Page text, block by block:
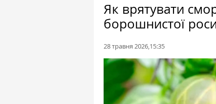
Як врятувати
борошнистої
28 травня 2026,15:35